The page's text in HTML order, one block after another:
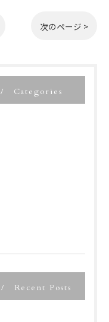
次のページ >
Categories
Recent Posts